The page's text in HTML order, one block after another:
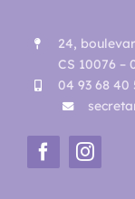
24,
CS 10076 –
04 93 68 40